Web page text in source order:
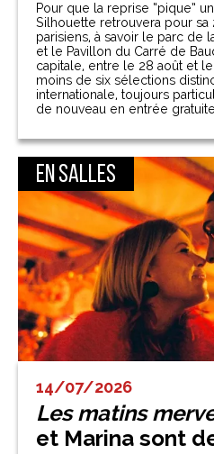
Pour que la reprise “pique”
Silhouette retrouvera pour
parisiens, à savoir le parc de
et le Pavillon du Carré de
capitale, entre le 28 août et
moins de six sélections
internationale, toujours
de nouveau en entrée
En salles
14/07/2026
Les matins
et Marina sont